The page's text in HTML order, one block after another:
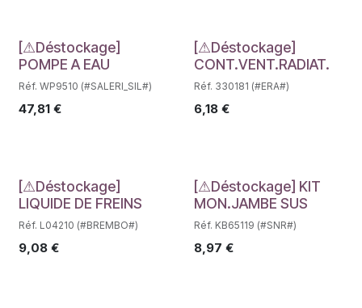
Déstockage
[⚠Déstockage]
POMPE A EAU
Réf. WP9510 (#SALERI_SIL#)
47,81 €
Déstockage
[⚠Déstockage]
CONT.VENT.RADIAT.
Réf. 330181 (#ERA#)
6,18€
Déstockage
[⚠Déstockage]
LIQUIDE DE FREINS
Réf. L04210 (#BREMBO#)
9,08 €
Déstockage
[⚠Déstockage] KIT
MON.JAMBE SUS
Réf. KB65119 (#SNR#)
8,97 €